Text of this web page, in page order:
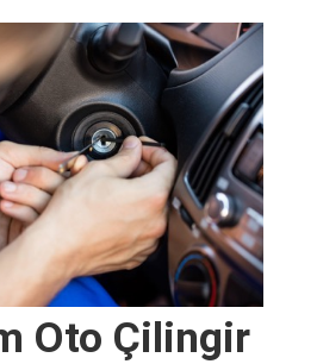
Oto Çilingir